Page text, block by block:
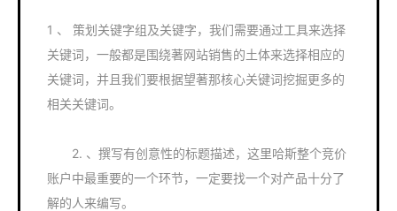
1 、 策划关键字组及关键字，我们需要通过工具来选择
关键词，一般都是围绕著网站销售的土体来选择相应的
关键词，并且我们要根据望著那核心关键词挖掘更多的
相关关键词。
2. 、撰写有创意性的标题描述，这里哈斯整个竞价
账户中最重要的一个环节，一定要找一个对产品十分了
解的人来编写。